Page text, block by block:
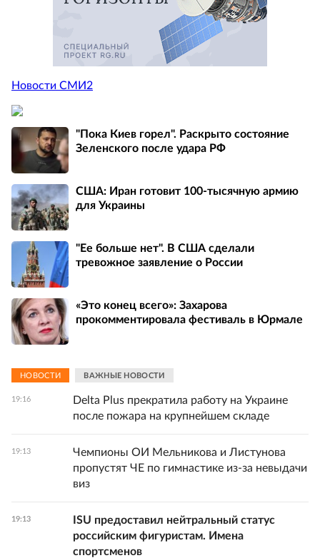
Новости СМИ2
"Пока Киев горел". Раскрыто состояние
Зеленского после удара РФ
США: Иран готовит 100-тысячную армию
для Украины
"Ее больше нет". В США сделали
тревожное заявление о России
«Это конец всего»: Захарова
прокомментировала фестиваль в Юрмале
НОВОСТИ ВАЖНЫЕ НОВОСТИ
19:16
Delta Plus прекратила работу на Украине
после пожара на крупнейшем складе
19:13
Чемпионы ОИ Мельникова и Листунова
пропустят ЧЕ по гимнастике из-за невыдачи
виз
19:13
ISU предоставил нейтральный статус
российским фигуристам. Имена
спортсменов